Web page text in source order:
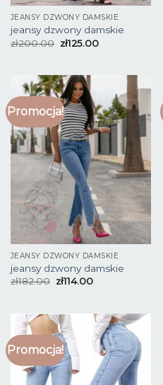
JEANSY DZWONY DAMSKIE
jeansy dzwony damskie
zł200.00 zł125.00
Promocja!
JEANSY DZWONY DAMSKIE
jeansy dzwony damskie
zł182.00 zł114.00
Promocja!